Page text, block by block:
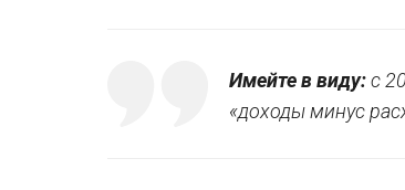
Имейте в виду:с
«доходы минус